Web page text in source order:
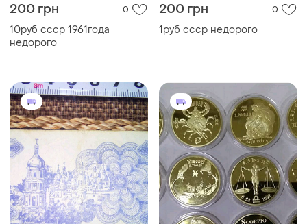
200 грн 0
10руб ссср 1961года
недорого
200 грн 0
1руб ссср недорого